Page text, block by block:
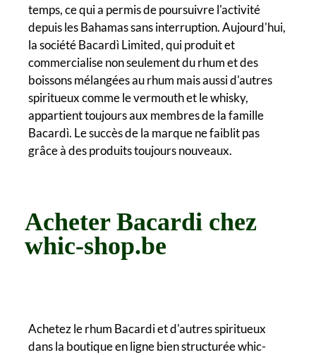
temps, ce qui a permis de poursuivre l'activité
depuis les Bahamas sans interruption. Aujourd'hui,
la société Bacardì Limited, qui produit et
commercialise non seulement du rhum et des
boissons mélangées au rhum mais aussi d'autres
spiritueux comme le vermouth et le whisky,
appartient toujours aux membres de la famille
Bacardì. Le succès de la marque ne faiblit pas
grâce à des produits toujours nouveaux.
Acheter Bacardi chez
whic-shop.be
Achetez le rhum Bacardi et d'autres spiritueux
dans la boutique en ligne bien structurée whic-